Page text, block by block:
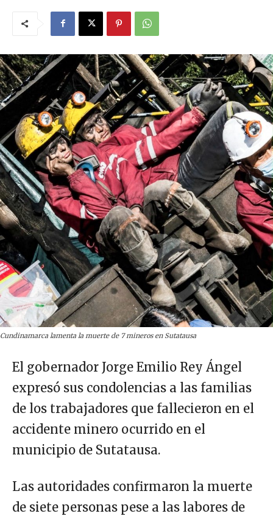
Cundinamarca lamenta la muerte de 7 mineros en Sutatausa
El gobernador Jorge Emilio Rey Ángel
expresó sus condolencias a las familias
de los trabajadores que fallecieron en el
accidente minero ocurrido en el
municipio de Sutatausa.
Las autoridades confirmaron la muerte
de siete personas pese a las labores de